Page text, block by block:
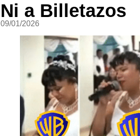
Ni a Billetazos
09/01/2026